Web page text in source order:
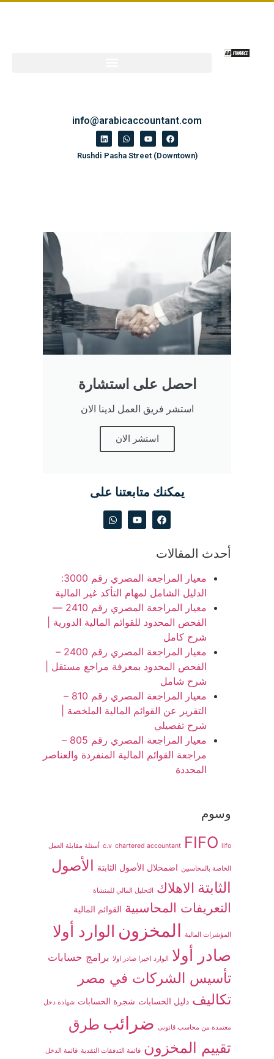
info@arabicaccountant.com
Rushdi Pasha Street (Downtown)
احصل على استشارة
استشر فريق العمل لدينا الان
استشر الان
يمكنك متابعتنا على
أحدث المقالات
معيار المراجعة المصري رقم 3000:
الدليل الشامل لمهام التأكد غير المالية
معيار المراجعة المصري رقم 2410 —
الفحص المحدود للقوائم المالية الدورية |
شرح كامل
معيار المراجعة المصري رقم 2400 –
الفحص المحدود بمعرفة مراجع مستقل |
شرح شامل
معيار المراجعة المصري رقم 810 –
التقرير عن القوائم المالية الملخصة |
شرح تفصيلي
معيار المراجعة المصري رقم 805 –
مراجعة القوائم المالية المنفردة والعناصر
المحددة
وسوم
c.v chartered accountant FIFO lifo أسئلة مقابلة العمل
الخاصة بالمحاسبين اضمحلال الأصول الثابتة الأصول
الثابتة الاهلاك التحليل المالي للمنشاة
التعريفات المحاسبية القوائم المالية
المؤشرات المالية المخزون الوارد أولا
صادر أولا الوارد اخيرا صادر اولا برامج حسابات
تأسيس الشركات في مصر
تكاليف دليل الحسابات شجرة الحسابات شهادة دخل
معتمدة من محاسب قانونى ضرائب طرق
تقييم المخزون قائمة التدفقات النقدية قائمة الدخل